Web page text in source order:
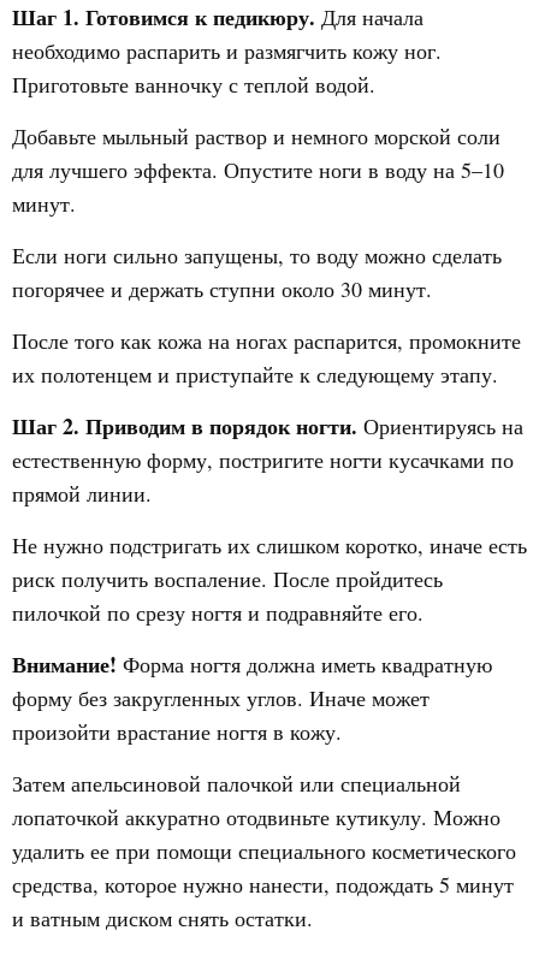
Шаг 1. Готовимся к педикюру. Для начала
необходимо распарить и размягчить кожу ног.
Приготовьте ванночку с теплой водой.
Добавьте мыльный раствор и немного морской соли
для лучшего эффекта. Опустите ноги в воду на 5–10
минут.
Если ноги сильно запущены, то воду можно сделать
погорячее и держать ступни около 30 минут.
После того как кожа на ногах распарится, промокните
их полотенцем и приступайте к следующему этапу.
Шаг 2. Приводим в порядок ногти. Ориентируясь на
естественную форму, постригите ногти кусачками по
прямой линии.
Не нужно подстригать их слишком коротко, иначе есть
риск получить воспаление. После пройдитесь
пилочкой по срезу ногтя и подравняйте его.
Внимание! Форма ногтя должна иметь квадратную
форму без закругленных углов. Иначе может
произойти врастание ногтя в кожу.
Затем апельсиновой палочкой или специальной
лопаточкой аккуратно отодвиньте кутикулу. Можно
удалить ее при помощи специального косметического
средства, которое нужно нанести, подождать 5 минут
и ватным диском снять остатки.